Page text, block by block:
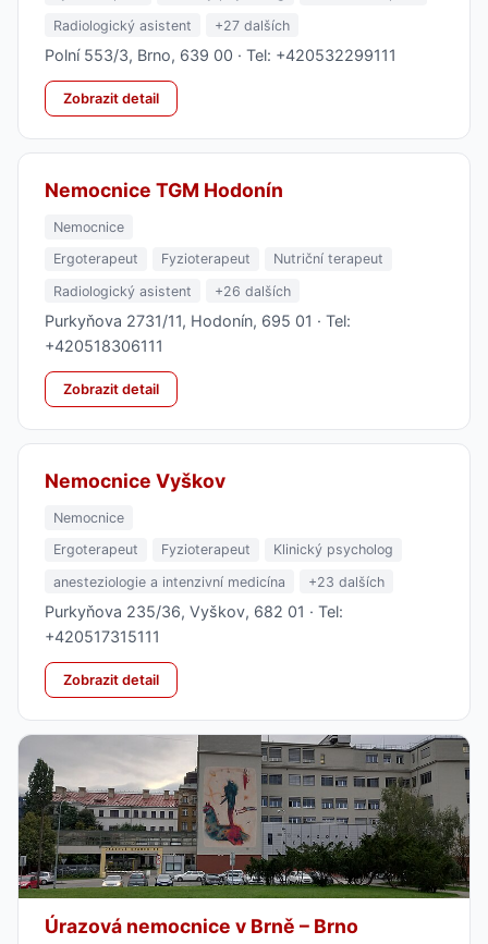
Radiologický asistent
+27 dalších
Polní 553/3, Brno, 639 00 · Tel: +420532299111
Zobrazit detail
Nemocnice TGM Hodonín
Nemocnice
Ergoterapeut
Fyzioterapeut
Nutriční terapeut
Radiologický asistent
+26 dalších
Purkyňova 2731/11, Hodonín, 695 01 · Tel:
+420518306111
Zobrazit detail
Nemocnice Vyškov
Nemocnice
Ergoterapeut
Fyzioterapeut
Klinický psycholog
anesteziologie a intenzivní medicína
+23 dalších
Purkyňova 235/36, Vyškov, 682 01 · Tel:
+420517315111
Zobrazit detail
Úrazová nemocnice v Brně – Brno